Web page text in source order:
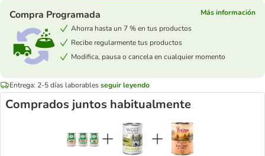
Compra Programada
Más información
Ahorra hasta un 7 % en tus productos
Recibe regularmente tus productos
Modifica, pausa o cancela en cualquier momento
Entrega: 2-5 días laborablesseguir leyendo
Comprados juntos habitualmente